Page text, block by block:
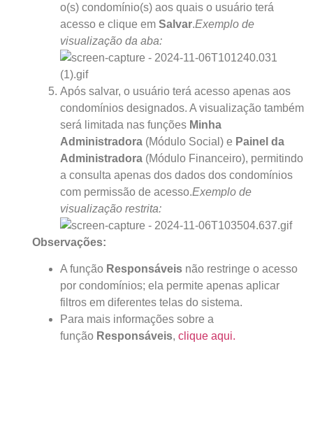
o(s) condomínio(s) aos quais o usuário terá
acesso e clique em Salvar.Exemplo de
visualização da aba:
Após salvar, o usuário terá acesso apenas aos
condomínios designados. A visualização também
será limitada nas funções Minha
Administradora(Módulo Social) e Painel da
Administradora(Módulo Financeiro), permitindo
a consulta apenas dos dados dos condomínios
com permissão de acesso.Exemplo de
visualização restrita:
Observações:
A função Responsáveisnão restringe o acesso
por condomínios; ela permite apenas aplicar
filtros em diferentes telas do sistema.
Para mais informações sobre a
função Responsáveis, clique aqui.